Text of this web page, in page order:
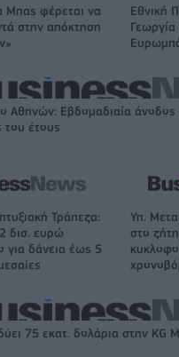
Μπας φέρεται να
στην απόκτηση
Εθνική
Γεωργία
Αθηνών: Εβδομαδιαία
του έτους
Τράπεζα:
δισ. ευρώ
για δάνεια έως 5
Υπ.
στο
75 εκατ. δολάρια στην KG